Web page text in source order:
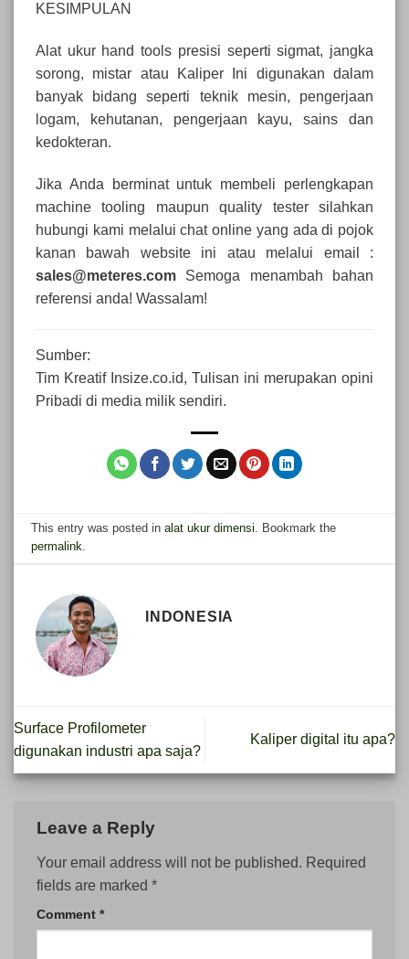
KESIMPULAN
Alat ukur hand tools presisi seperti sigmat, jangka
sorong, mistar atau Kaliper Ini digunakan dalam
banyak bidang seperti teknik mesin, pengerjaan
logam, kehutanan, pengerjaan kayu, sains dan
kedokteran.
Jika Anda berminat untuk membeli perlengkapan
machine tooling maupun quality tester silahkan
hubungi kami melalui chat online yang ada di pojok
kanan bawah website ini atau melalui email :
sales@meteres.com Semoga menambah bahan
referensi anda! Wassalam!
Sumber:
Tim Kreatif Insize.co.id, Tulisan ini merupakan opini
Pribadi di media milik sendiri.
This entry was posted inalat ukur dimensi. Bookmark the
permalink.
INDONESIA
Surface Profilometer
digunakan industri apa saja?
Kaliper digital itu apa?
Leave a Reply
Your email address will not be published. Required
fields are marked *
Comment *